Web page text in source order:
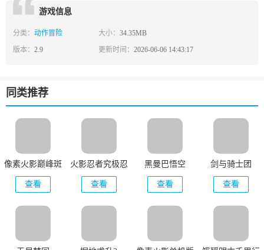
游戏信息
分类： 动作冒险 大小：34.35MB
版本： 2.9 更新时间：2026-06-06 14:43:17
同类推荐
像素火影巅峰斑
版本
查看
火影忍者究极忍
者风暴
查看
黑曼巴悟空
查看
剑与骑士团
查看